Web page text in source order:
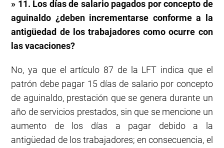
» 11. Los días de salario pagados por concepto de
aguinaldo ¿deben incrementarse conforme a la
antigüedad de los trabajadores como ocurre con
las vacaciones?
No, ya que el artículo 87 de la LFT indica que el
patrón debe pagar 15 días de salario por concepto
de aguinaldo, prestación que se genera durante un
año de servicios prestados, sin que se mencione un
aumento de los días a pagar debido a la
antigüedad de los trabajadores; en consecuencia, el